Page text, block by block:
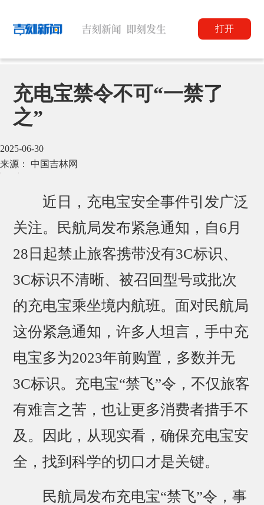
打开
充电宝禁令不可“一禁了
之”
2025-06-30
来源： 中国吉林网
近日，充电宝安全事件引发广泛
关注。民航局发布紧急通知，自6月
28日起禁止旅客携带没有3C标识、
3C标识不清晰、被召回型号或批次
的充电宝乘坐境内航班。面对民航局
这份紧急通知，许多人坦言，手中充
电宝多为2023年前购置，多数并无
3C标识。充电宝“禁飞”令，不仅旅客
有难言之苦，也让更多消费者措手不
及。因此，从现实看，确保充电宝安
全，找到科学的切口才是关键。
民航局发布充电宝“禁飞”令，事